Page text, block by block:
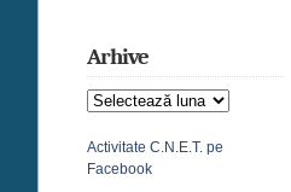
Arhive
Arhive
Activitate C.N.E.T. pe
Facebook